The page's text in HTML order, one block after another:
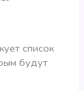
список
будут